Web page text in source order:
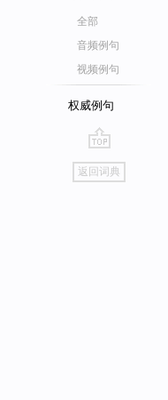
全部
音频例句
视频例句
权威例句
go
top
返回词典